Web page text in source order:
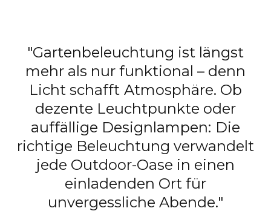
"Gartenbeleuchtung ist längst
mehr als nur funktional – denn
Licht schafft Atmosphäre. Ob
dezente Leuchtpunkte oder
auffällige Designlampen: Die
richtige Beleuchtung verwandelt
jede Outdoor-Oase in einen
einladenden Ort für
unvergessliche Abende."